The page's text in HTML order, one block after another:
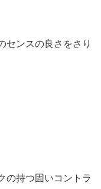
センスの良さをさり
の持つ固いコントラ